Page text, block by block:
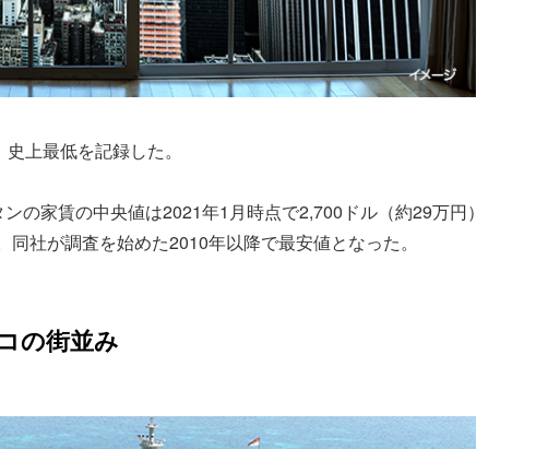
上最低を記録した。
の家賃の中央値は2021年1月時点で2,700ドル（約29万円）
社が調査を始めた2010年以降で最安値となった。
の街並み